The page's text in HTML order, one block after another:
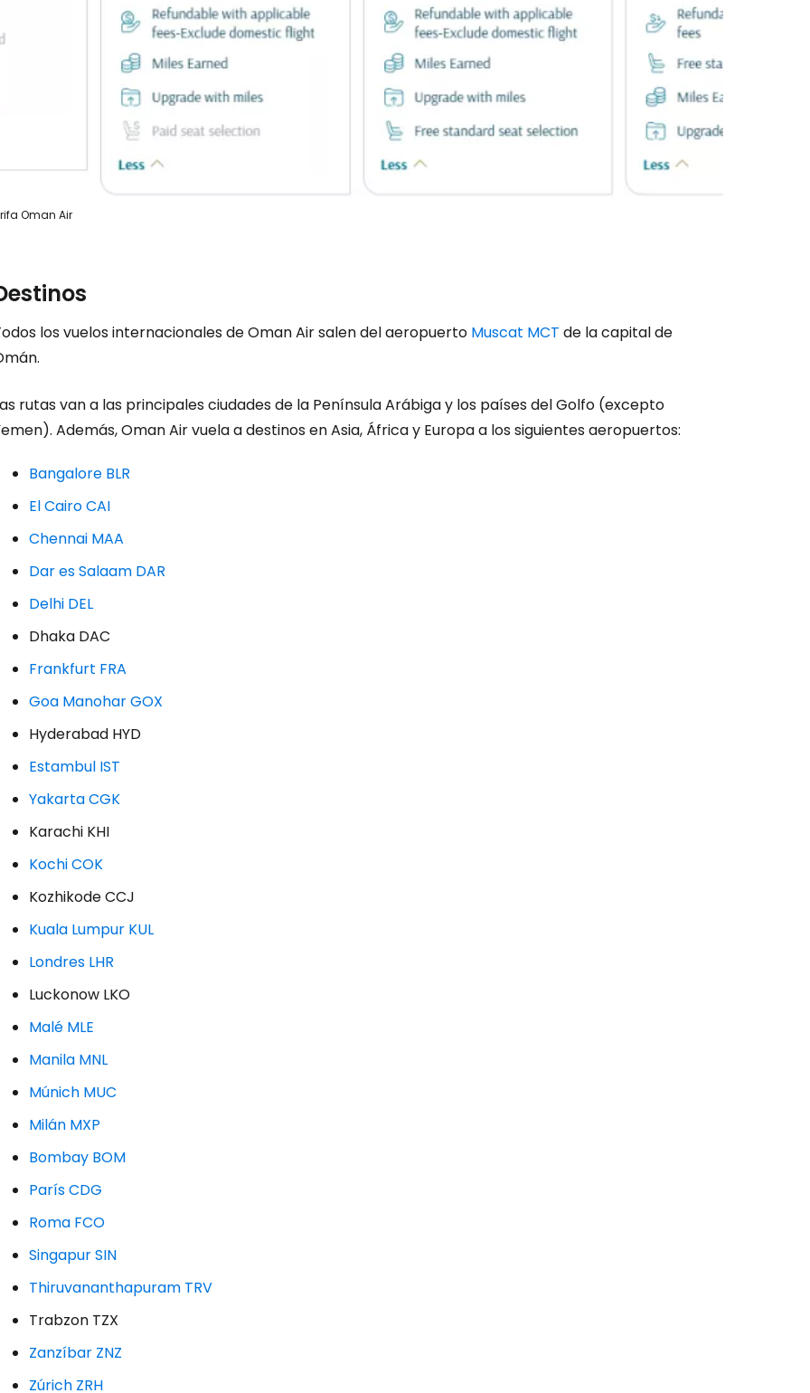
Oman Air
los vuelos internacionales de Oman Air salen del aeropuerto Muscat MCT de la capital de
rutas van a las principales ciudades de la Península Arábiga y los países del Golfo (excepto
Además, Oman Air vuela a destinos en Asia, África y Europa a los siguientes aeropuertos:
Bangalore BLR
El Cairo CAI
Chennai MAA
Dar es Salaam DAR
Delhi DEL
Dhaka DAC
Frankfurt FRA
Goa Manohar GOX
Hyderabad HYD
Estambul IST
Yakarta CGK
Karachi KHI
Kochi COK
Kozhikode CCJ
Kuala Lumpur KUL
Londres LHR
Luckonow LKO
Malé MLE
Manila MNL
Múnich MUC
Milán MXP
Bombay BOM
París CDG
Roma FCO
Singapur SIN
Thiruvananthapuram TRV
Trabzon TZX
Zanzíbar ZNZ
Zúrich ZRH
Continuar con Facebook
Continuar con Email